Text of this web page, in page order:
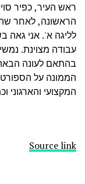
ראש העיר, כפיר
הראשונה, לאחר
לליגה א'. אני גאה
עבודה מצוינת.
בהתאם לעונה
הממונה על
המקצועי והארגוני
Source link